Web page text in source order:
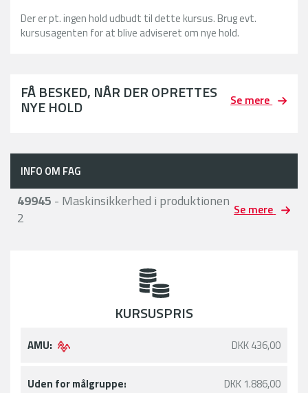
Der er pt. ingen hold udbudt til dette kursus. Brug evt.
kursusagenten for at blive adviseret om nye hold.
FÅ BESKED, NÅR DER OPRETTES
NYE HOLD Se mere
INFO OM FAG
49945 - Maskinsikkerhed i produktionen
2
Se mere
KURSUSPRIS
AMU: DKK 436,00
Uden for målgruppe: DKK 1.886,00